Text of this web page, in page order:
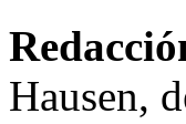
Hausen,